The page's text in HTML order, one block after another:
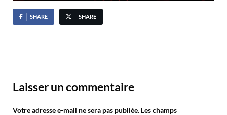
SHARE SHARE
Laisser un commentaire
Votre adresse e-mail ne sera pas publiée. Les champs